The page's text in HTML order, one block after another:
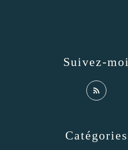
Catégories
Suivez-moi